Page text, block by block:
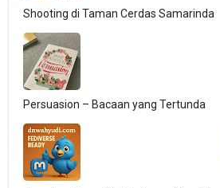
Shooting di Taman Cerdas Samarinda
Persuasion – Bacaan yang Tertunda